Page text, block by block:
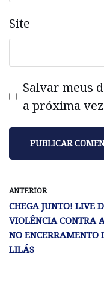
Site
Salvar meus
a próxima
ANTERIOR
CHEGA JUNTO! LIVE
VIOLÊNCIA CONTRA
NO ENCERRAMENTO
LILÁS